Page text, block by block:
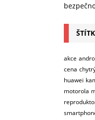
akce
cena
huawei
motorola